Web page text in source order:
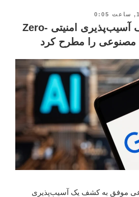
گوگل ادعای کشف آسیب‌پذیری امنیتی Zero-
موفق به کشف یک آسیب‌پذیری